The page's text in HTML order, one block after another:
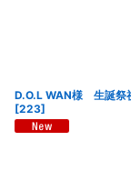
D.O.L WAN様 生誕祭
[223]